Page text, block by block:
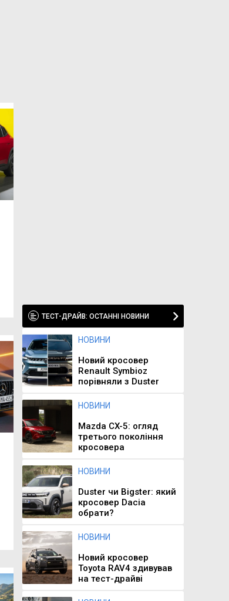
ТЕСТ-ДРАЙВ: ОСТАННІ НОВИНИ
НОВИНИ
Новий кросовер
Renault Symbioz
порівняли з Duster
НОВИНИ
Mazda CX-5: огляд
третього покоління
кросовера
НОВИНИ
Duster чи Bigster: який
кросовер Dacia
обрати?
НОВИНИ
Новий кросовер
Toyota RAV4 здивував
на тест-драйві